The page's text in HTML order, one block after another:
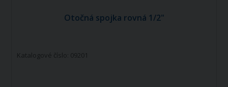
Otočná spojka rovná 1/2"
Katalogové číslo: 09201